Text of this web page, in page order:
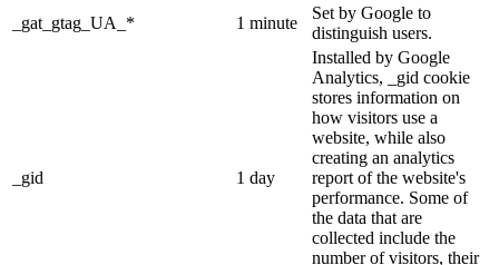
_gat_gtag_UA_*
1 minute
Set by Google to
distinguish users.
_gid 1 day
Installed by Google
Analytics, _gid cookie
stores information on
how visitors use a
website, while also
creating an analytics
report of the website's
performance. Some of
the data that are
collected include the
number of visitors, their